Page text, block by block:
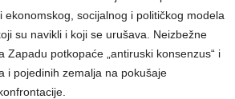
ekonomskog, socijalnog i političkog modela
su navikli i koji se urušava. Neizbežne
Zapadu potkopaće „antiruski konsenzus“ i
i pojedinih zemalja na pokušaje